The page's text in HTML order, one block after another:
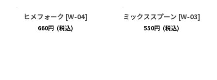
ヒメフォーク [W-04]
660円 (税込)
ミックススプーン [W-03]
550円 (税込)